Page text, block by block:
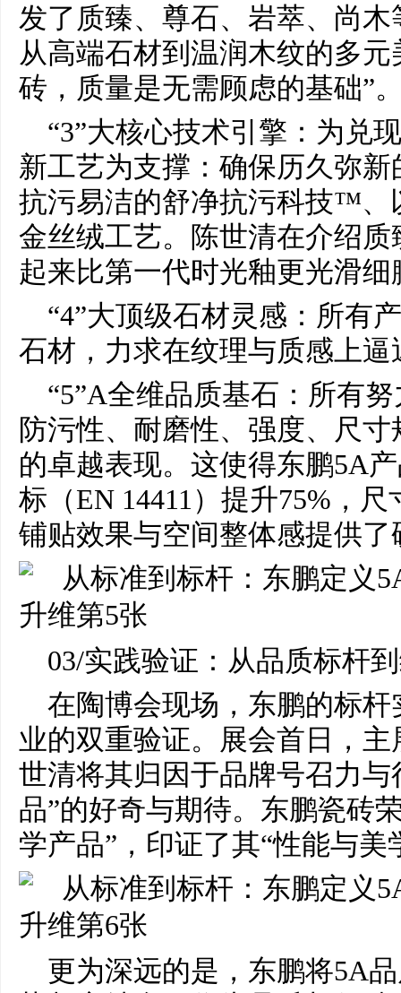
发了质臻、尊石、岩萃、尚
从高端石材到温润木纹的多
砖，质量是无需顾虑的基础”
“3”大核心技术引擎：为兑
新工艺为支撑：确保历久弥
抗污易洁的舒净抗污科技™、
金丝绒工艺。陈世清在介绍
起来比第一代时光釉更光滑
“4”大顶级石材灵感：所有
石材，力求在纹理与质感上逼
“5”A全维品质基石：所有
防污性、耐磨性、强度、尺
的卓越表现。这使得东鹏5A
标（EN 14411）提升75%，
铺贴效果与空间整体感提供了
03/实践验证：从品质标杆
在陶博会现场，东鹏的标
业的双重验证。展会首日，主
世清将其归因于品牌号召力与
品”的好奇与期待。东鹏瓷砖
学产品”，印证了其“性能与美
更为深远的是，东鹏将5A